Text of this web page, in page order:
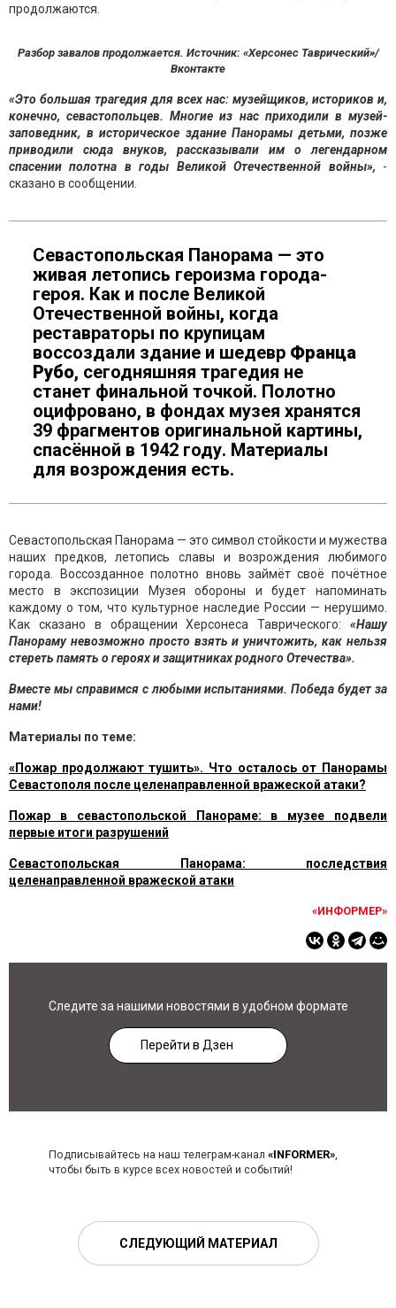
продолжаются.
Разбор завалов продолжается. Источник: «Херсонес Таврический»/
Вконтакте
«Это большая трагедия для всех нас: музейщиков, историков и,
конечно, севастопольцев. Многие из нас приходили в музей-
заповедник, в историческое здание Панорамы детьми, позже
приводили сюда внуков, рассказывали им о легендарном
спасении полотна в годы Великой Отечественной войны», -
сказано в сообщении.
Севастопольская Панорама — это
живая летопись героизма города-
героя. Как и после Великой
Отечественной войны, когда
реставраторы по крупицам
воссоздали здание и шедевр Франца
Рубо, сегодняшняя трагедия не
станет финальной точкой. Полотно
оцифровано, в фондах музея хранятся
39 фрагментов оригинальной картины,
спасённой в 1942 году. Материалы
для возрождения есть.
Севастопольская Панорама — это символ стойкости и мужества
наших предков, летопись славы и возрождения любимого
города. Воссозданное полотно вновь займёт своё почётное
место в экспозиции Музея обороны и будет напоминать
каждому о том, что культурное наследие России — нерушимо.
Как сказано в обращении Херсонеса Таврического: «Нашу
Панораму невозможно просто взять и уничтожить, как нельзя
стереть память о героях и защитниках родного Отечества».
Вместе мы справимся с любыми испытаниями. Победа будет за
нами!
Материалы по теме:
«Пожар продолжают тушить». Что осталось от Панорамы
Севастополя после целенаправленной вражеской атаки?
Пожар в севастопольской Панораме: в музее подвели
первые итоги разрушений
Севастопольская Панорама: последствия
целенаправленной вражеской атаки
«ИНФОРМЕР»
Следите за нашими новостями в удобном формате
Перейти в Дзен
Подписывайтесь на наш телеграм-канал «INFORMER»
чтобы быть в курсе всех новостей и событий!
СЛЕДУЮЩИЙ МАТЕРИАЛ